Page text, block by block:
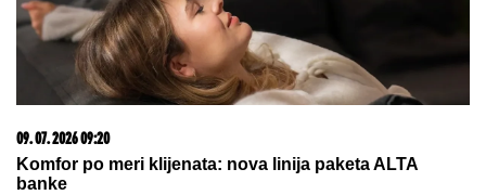
09. 07. 2026 09:20
Komfor po meri klijenata: nova linija paketa ALTA
banke